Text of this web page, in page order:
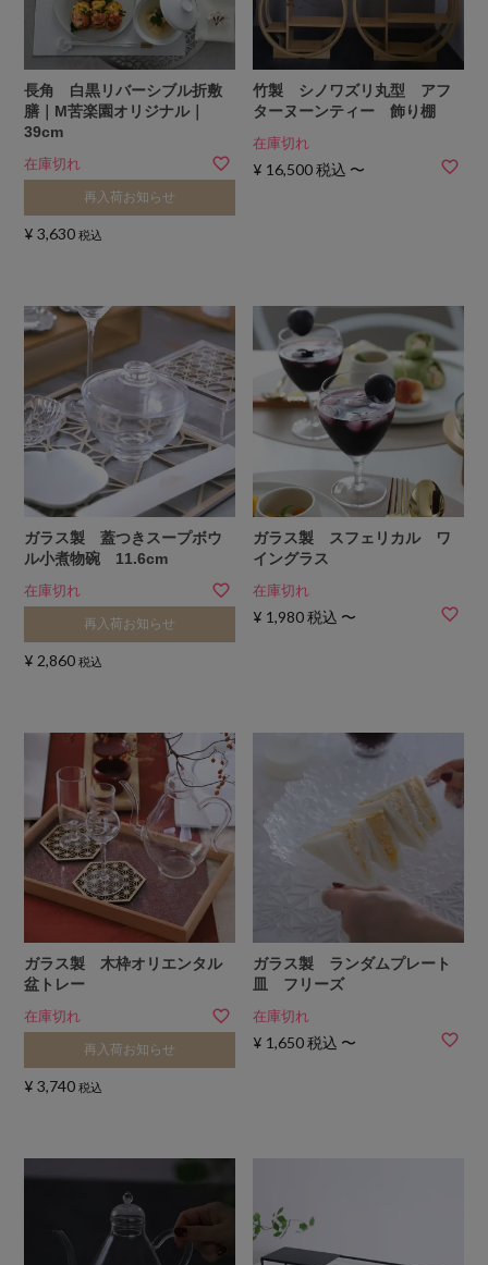
長角 白黒リバーシブル折敷
膳｜M苦楽園オリジナル｜
39cm
在庫切れ
再入荷お知らせ
¥ 3,630 税込
竹製 シノワズリ丸型 アフ
ターヌーンティー 飾り棚
在庫切れ
¥ 16,500税込 〜
ガラス製 蓋つきスープボウ
ル小煮物碗 11.6cm
在庫切れ
再入荷お知らせ
¥ 2,860 税込
ガラス製 スフェリカル ワ
イングラス
在庫切れ
¥ 1,980税込 〜
ガラス製 木枠オリエンタル
盆トレー
在庫切れ
再入荷お知らせ
¥ 3,740 税込
ガラス製 ランダムプレート
皿 フリーズ
在庫切れ
¥ 1,650税込 〜